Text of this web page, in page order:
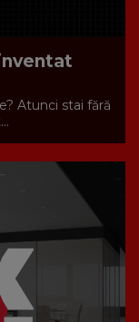
Atunci stai fără